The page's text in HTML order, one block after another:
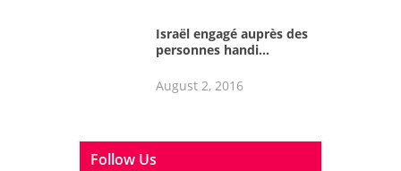
Israël engagé auprès des
personnes handi...
August 2, 2016
Follow Us